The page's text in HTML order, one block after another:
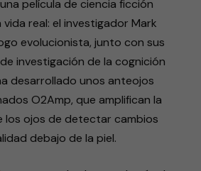
película de ciencia ficción
real: el investigador Mark
evolucionista, junto con sus
investigación de la cognición
desarrollado unos anteojos
O2Amp, que amplifican la
los ojos de detectar cambios
debajo de la piel.